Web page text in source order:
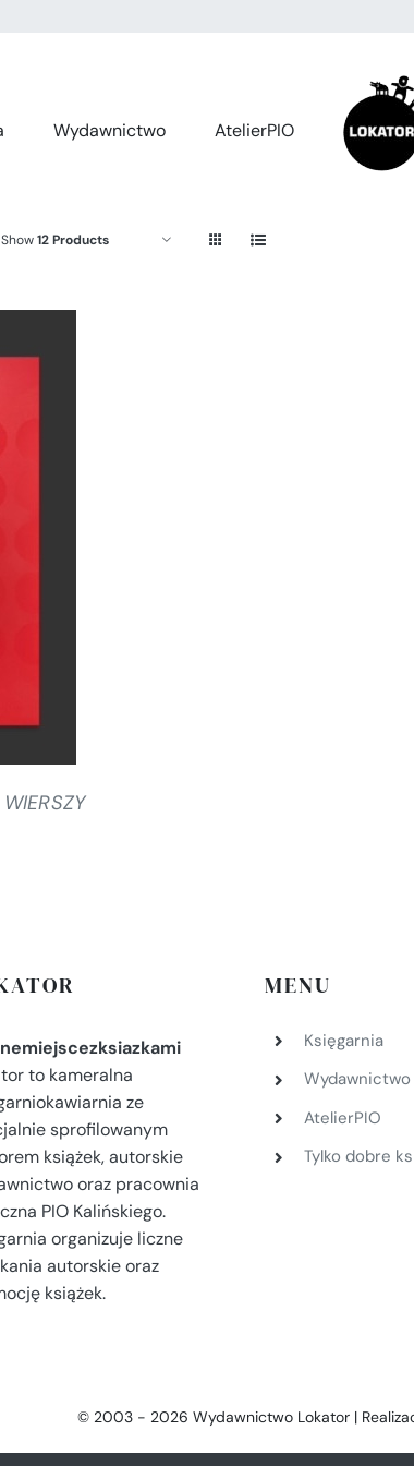
Wydawnictwo AtelierPIO
Show12 Products
to kameralna
ze
sprofilowanym
książek, autorskie
oraz pracownia
PIO Kalińskiego.
organizuje liczne
autorskie oraz
książek.
MENU
Księgarnia
Wydawnictwo
AtelierPIO
Tylko dobre
© 2003 - 2026 Wydawnictwo Lokator |